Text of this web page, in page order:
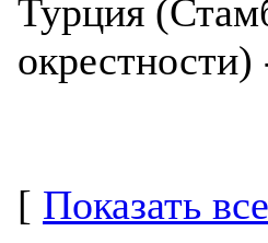
Турция
[ Показать